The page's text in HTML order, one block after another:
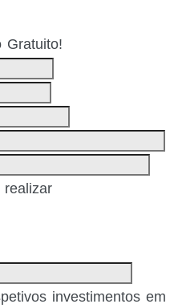
Gratuito!
realizar
investimentos em